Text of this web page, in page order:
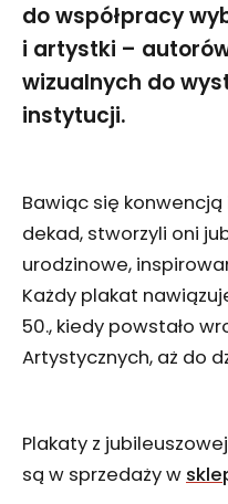
do współpracy
i artystki –
wizualnych do
instytucji.
Bawiąc się
dekad, stworzyli oni
urodzinowe,
Każdy plakat
50., kiedy powstało
Artystycznych, aż do
Plakaty z
są w sprzedaży w